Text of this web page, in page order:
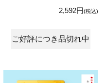
2,592円(税込)
ご好評につき品切れ中